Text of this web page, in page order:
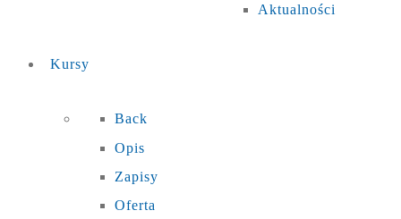
Aktualności
Kursy
Back
Opis
Zapisy
Oferta